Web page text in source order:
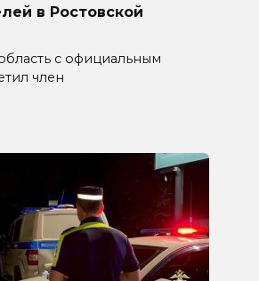
в Ростовской
с официальным
член